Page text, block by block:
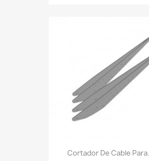
Cortador De Cable